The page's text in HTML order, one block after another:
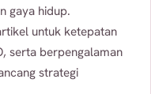
gaya hidup.
untuk ketepatan
serta berpengalaman
strategi